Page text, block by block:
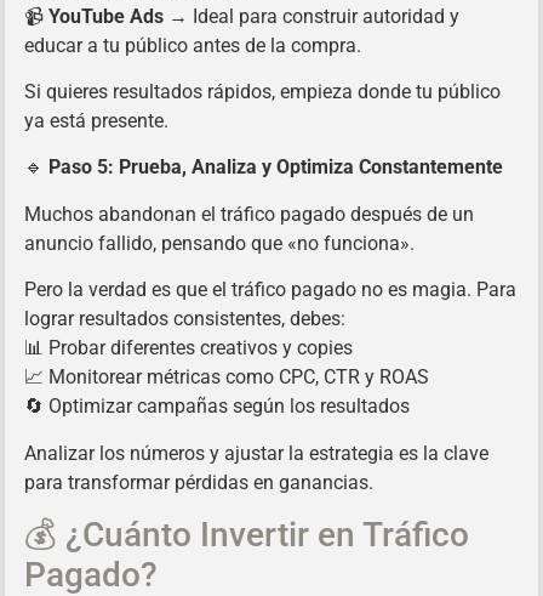
📹 YouTube Ads → Ideal para construir autoridad y
educar a tu público antes de la compra.
Si quieres resultados rápidos, empieza donde tu público
ya está presente.
🔹 Paso 5: Prueba, Analiza y Optimiza Constantemente
Muchos abandonan el tráfico pagado después de un
anuncio fallido, pensando que «no funciona».
Pero la verdad es que el tráfico pagado no es magia. Para
lograr resultados consistentes, debes:
📊 Probar diferentes creativos y copies
📈 Monitorear métricas como CPC, CTR y ROAS
🔄 Optimizar campañas según los resultados
Analizar los números y ajustar la estrategia es la clave
para transformar pérdidas en ganancias.
💰 ¿Cuánto Invertir en Tráfico
Pagado?